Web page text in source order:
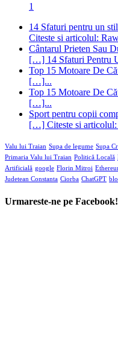
1
14 Sfaturi pentru un
Citeste si articolul:
Cântarul Prieten Sau
[…] 14 Sfaturi Pentru
Top 15 Motoare De
[…]...
Top 15 Motoare De
[…]...
Sport pentru copii
[…] Citeste si
Valu lui Traian Supa de legume Supa
Primaria Valu lui Traian Politică Locală
Artificială google Florin Mitroi
Judetean Constanta Ciorba ChatGPT
Urmareste-ne pe Facebook!